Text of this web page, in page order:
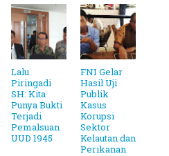
Lalu
Piringadi
SH: Kita
Punya Bukti
Terjadi
Pemalsuan
UUD 1945
FNI Gelar
Hasil Uji
Publik
Kasus
Korupsi
Sektor
Kelautan dan
Perikanan